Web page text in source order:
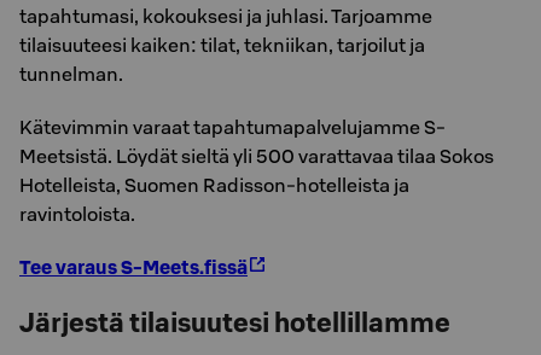
tapahtumasi, kokouksesi ja juhlasi. Tarjoamme
tilaisuuteesi kaiken: tilat, tekniikan, tarjoilut ja
tunnelman.
Kätevimmin varaat tapahtumapalvelujamme S-
Meetsistä. Löydät sieltä yli 500 varattavaa tilaa Sokos
Hotelleista, Suomen Radisson-hotelleista ja
ravintoloista.
Tee varaus S-Meets.fissä
Järjestä tilaisuutesi hotellillamme